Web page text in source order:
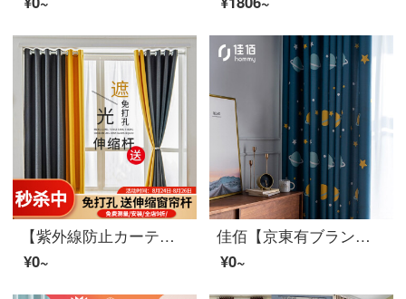
【紫外線防止カーテン＋伸縮棒】夢達レ99%全遮光カーテンノックレス設置寝室仕切りカーテンカーテンカーテンカーテンカーテンカーテンカーテンカーテンカーテンカーテンカーテンカーテンカーテンカーテンカーテンの簡易レンタル部屋の日除けカーテンの連結金：深灰色+黄...
¥0~
佳佰【京東有ブランド】カーテンは簡単に厚くて、全遮光の既製カーフをインストールしないでください。
¥0~